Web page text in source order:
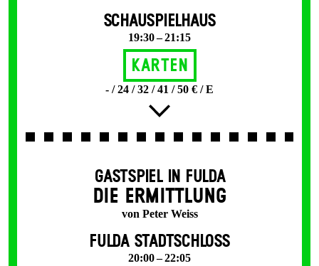
SCHAUSPIELHAUS
19:30 – 21:15
Karten
- / 24 / 32 / 41 / 50 € / E
GASTSPIEL IN FULDA
DIE ERMITTLUNG
von Peter Weiss
FULDA STADTSCHLOSS
20:00 – 22:05